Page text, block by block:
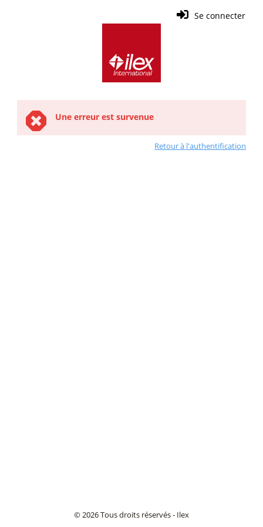
Se connecter
Une erreur est survenue
Retour à l'authentification
© 2026 Tous droits réservés - Ilex